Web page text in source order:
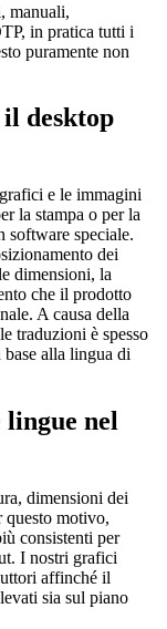
manuali,
in pratica tutti i
puramente non
il desktop
e le immagini
la stampa o per la
software speciale.
dei
dimensioni, la
che il prodotto
A causa della
traduzioni è spesso
base alla lingua di
nel
dimensioni dei
questo motivo,
consistenti per
I nostri grafici
affinché il
sia sul piano